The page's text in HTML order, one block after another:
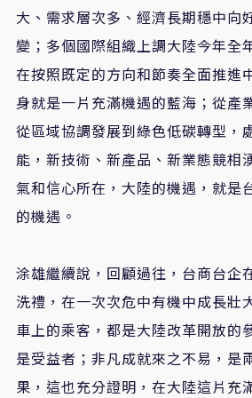
大、需求層次多、經濟長期穩中向
變；多個國際組織上調大陸今年全
在按照既定的方向和節奏全面推進
身就是一片充滿機遇的藍海；從產
從區域協調發展到綠色低碳轉型，
能，新技術、新產品、新業態競相
氣和信心所在，大陸的機遇，就是
的機遇。
涂雄繼續說，回顧過往，台商台企
洗禮，在一次次危中有機中成長壯
車上的乘客，都是大陸改革開放的
是受益者；非凡成就來之不易，是
果，這也充分證明，在大陸這片充